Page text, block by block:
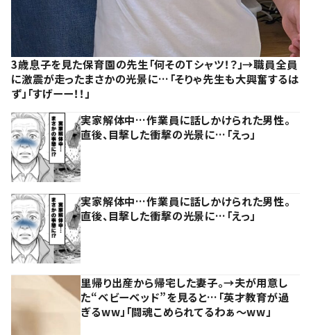
3歳息子を見た保育園の先生「何そのTシャツ！？」→職員全員
に激震が走ったまさかの光景に…「そりゃ先生も大興奮するは
ず」「すげーー！！」
実家解体中…作業員に話しかけられた男性。
直後、目撃した衝撃の光景に…「えっ」
実家解体中…作業員に話しかけられた男性。
直後、目撃した衝撃の光景に…「えっ」
里帰り出産から帰宅した妻子。→夫が用意し
た“ベビーベッド”を見ると…「英才教育が過
ぎるww」「闘魂こめられてるわぁ～ww」